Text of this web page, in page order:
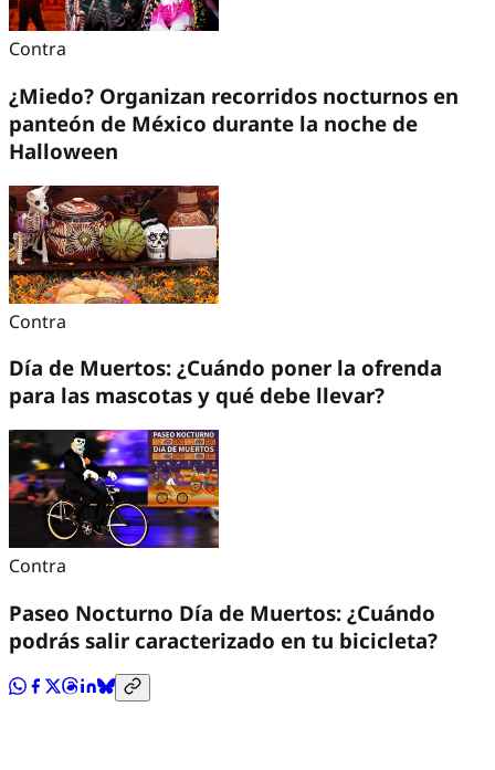
Contra
¿Miedo? Organizan recorridos nocturnos en
panteón de México durante la noche de
Halloween
Contra
Día de Muertos: ¿Cuándo poner la ofrenda
para las mascotas y qué debe llevar?
Contra
Paseo Nocturno Día de Muertos: ¿Cuándo
podrás salir caracterizado en tu bicicleta?